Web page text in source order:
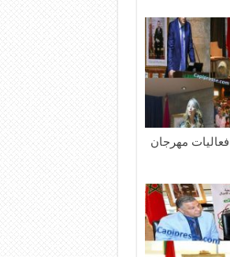
مهرجان